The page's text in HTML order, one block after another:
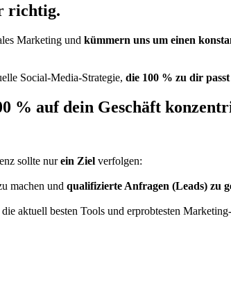
richtig.
Marketing und kümmern uns um einen
Social-Media-Strategie, die 100 % zu dir passt
% auf dein Geschäft
sollte nurein Ziel verfolgen:
machen und qualifizierte Anfragen (Leads) zu
aktuell besten Tools und erprobtesten